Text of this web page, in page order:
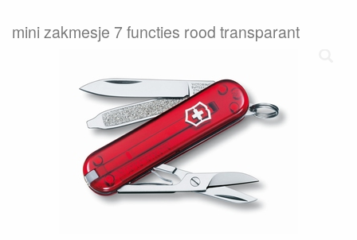
mini zakmesje 7 functies rood transparant